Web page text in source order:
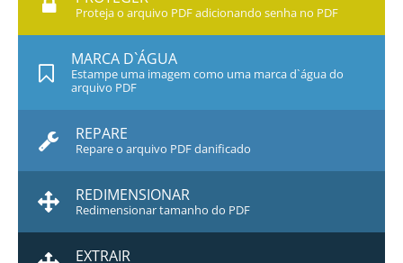
Proteja o arquivo PDF adicionando senha no PDF
MARCA D`ÁGUA
Estampe uma imagem como uma marca d`água do
arquivo PDF
REPARE
Repare o arquivo PDF danificado
REDIMENSIONAR
Redimensionar tamanho do PDF
EXTRAIR